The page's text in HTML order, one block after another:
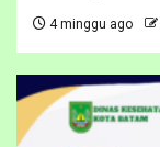
4 minggu ago